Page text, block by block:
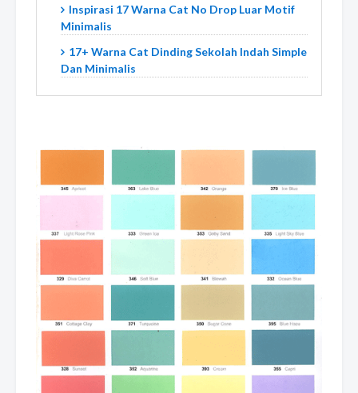
Inspirasi 17 Warna Cat No Drop Luar Motif
Minimalis
17+ Warna Cat Dinding Sekolah Indah Simple
Dan Minimalis